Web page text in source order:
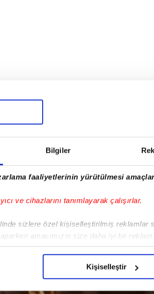
Bilgiler
faaliyetlerinin yürütülmesi
ve cihazlarını tanımlayarak çalışırlar.
sizlere özel kişiselleştirilmiş reklamlar
amacımızın size daha iyi bir
gelen çabayı gösterdiğimizi ve bu
Kişiselleştir
Arat tartıştı